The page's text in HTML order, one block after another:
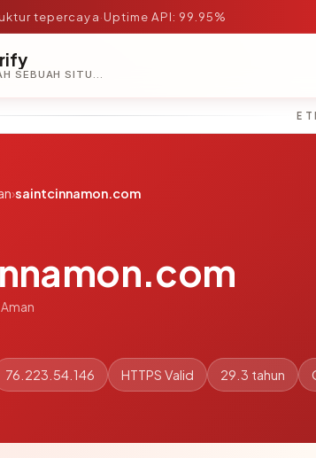
tepercaya·Uptime API: 99.95%
PERIKSA APAKAH SEBUAH SITUS AMAN, TEPERCAYA, DAN TERVERIFIKASI DALAM HITUNGAN DETIK.
›saintcinnamon.com
76.223.54.146 HTTPS Valid 29.3 tahun